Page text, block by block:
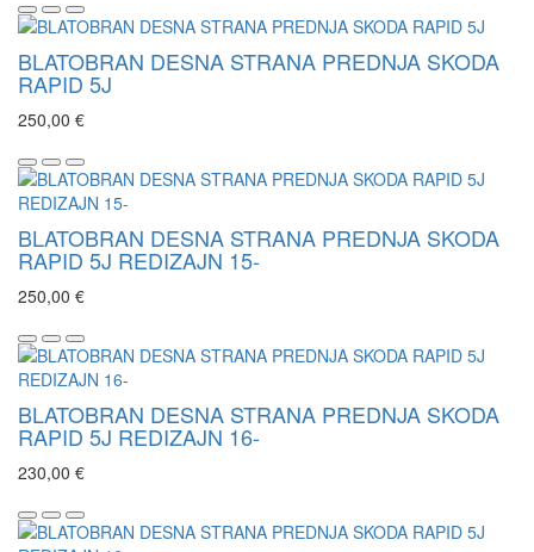
BLATOBRAN DESNA STRANA PREDNJA SKODA
RAPID 5J
250,00 €
BLATOBRAN DESNA STRANA PREDNJA SKODA
RAPID 5J REDIZAJN 15-
250,00 €
BLATOBRAN DESNA STRANA PREDNJA SKODA
RAPID 5J REDIZAJN 16-
230,00 €